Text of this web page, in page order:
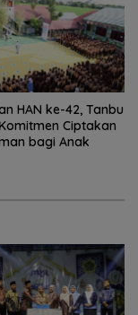
HAN ke-42, Tanbu
Ciptakan
bagi Anak